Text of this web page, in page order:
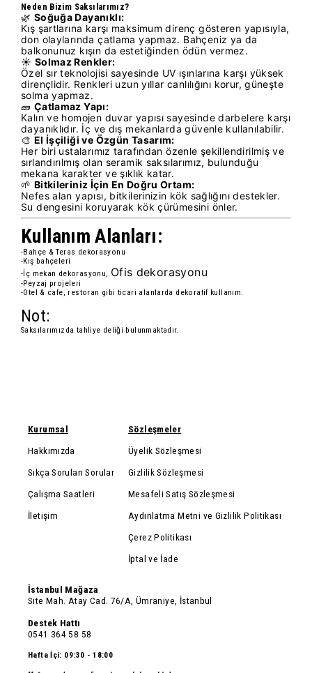
Neden Bizim Saksılarımız?
🌿 Soğuğa Dayanıklı:
Kış şartlarına karşı maksimum direnç gösteren yapısıyla,
don olaylarında çatlama yapmaz. Bahçeniz ya da
balkonunuz kışın da estetiğinden ödün vermez.
☀️ Solmaz Renkler:
Özel sır teknolojisi sayesinde UV ışınlarına karşı yüksek
dirençlidir. Renkleri uzun yıllar canlılığını korur, güneşte
solma yapmaz.
🧱 Çatlamaz Yapı:
Kalın ve homojen duvar yapısı sayesinde darbelere karşı
dayanıklıdır. İç ve dış mekanlarda güvenle kullanılabilir.
🎨 El İşçiliği ve Özgün Tasarım:
Her biri ustalarımız tarafından özenle şekillendirilmiş ve
sırlandırılmış olan seramik saksılarımız, bulunduğu
mekana karakter ve şıklık katar.
🌱 Bitkileriniz İçin En Doğru Ortam:
Nefes alan yapısı, bitkilerinizin kök sağlığını destekler.
Su dengesini koruyarak kök çürümesini önler.
Kullanım Alanları:
-Bahçe & Teras dekorasyonu
-Kış bahçeleri
-İç mekan dekorasyonu, Ofis dekorasyonu
-Peyzaj projeleri
-Otel & cafe, restoran gibi ticari alanlarda dekoratif kullanım.
Not:
Saksılarımızda tahliye deliği bulunmaktadır.
Kurumsal
Hakkımızda
Sıkça Sorulan Sorular
Çalışma Saatleri
İletişim
Sözleşmeler
Üyelik Sözleşmesi
Gizlilik Sözleşmesi
Mesafeli Satış Sözleşmesi
Aydınlatma Metni ve Gizlilik Politikası
Çerez Politikası
İptal ve İade
İstanbul Mağaza
Site Mah. Atay Cad. 76/A, Ümraniye, İstanbul
Destek Hattı
0541 364 58 58
Hafta İçi: 09:30 - 18:00